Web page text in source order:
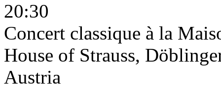
20:30
Concert classique à la
House of Strauss,
Austria